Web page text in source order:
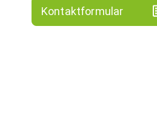
Kontaktformular